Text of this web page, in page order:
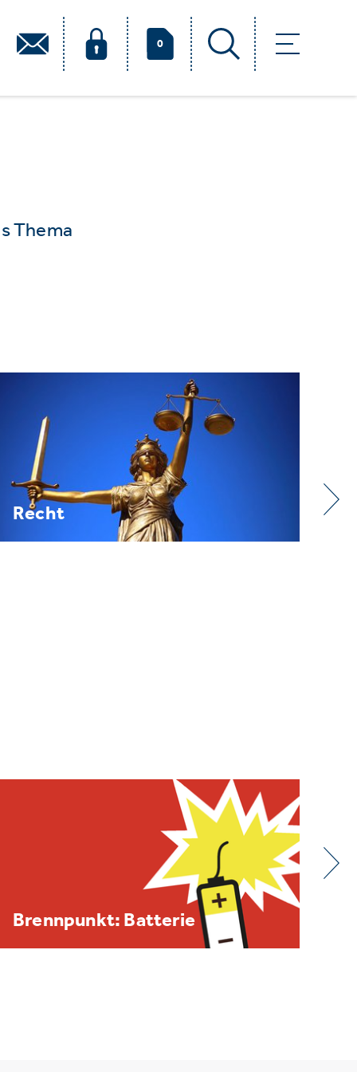
0
Thema
Verband
BDE/VOEB-Europaspiegel
Dezember 2025